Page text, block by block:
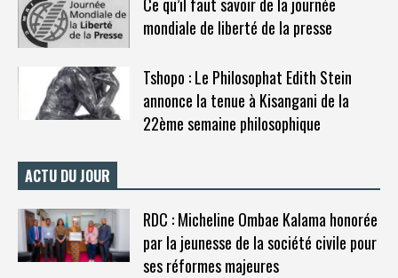
mondiale de liberté de la presse
Tshopo : Le Philosophat Edith Stein
annonce la tenue à Kisangani de la
22ème semaine philosophique
ACTU DU JOUR
RDC : Micheline Ombae Kalama honorée
par la jeunesse de la société civile pour
ses réformes majeures